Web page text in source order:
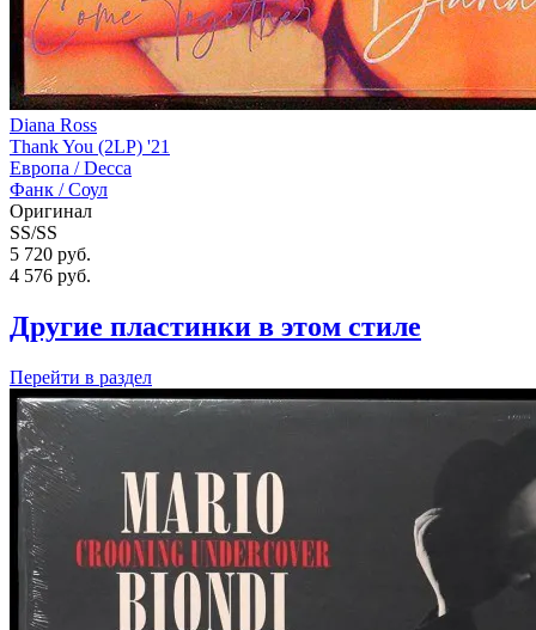
Diana Ross
Thank You (2LP) '21
Европа /Decca
Фанк / Соул
Оригинал
SS/SS
5 720 руб.
4 576 руб.
Другие пластинки в этом стиле
Перейти в раздел